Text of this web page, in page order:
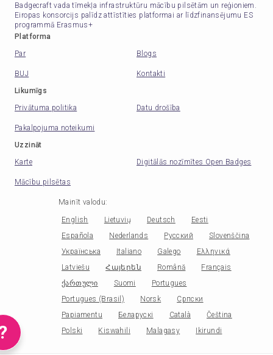
Badgecraft vada tīmekļa infrastruktūru mācību pilsētām un reģioniem.
Eiropas konsorcijs palīdz attīstīties platformai ar līdzfinansējumu ES
programmā Erasmus+
Platforma
Par
Blogs
BUJ
Kontakti
Likumīgs
Privātuma politika
Datu drošība
Pakalpojuma noteikumi
Uzzināt
Karte
Digitālās nozīmītes Open Badges
Mācību pilsētas
Mainīt valodu:
English Lietuvių Deutsch
Eesti
Española
Nederlands Русский
Slovenščina
Українська
Italiano Galego
Ελληνικά
Latviešu
Հայերեն Română
Français
ქართული
Suomi
Portugues
Portugues (Brasil)
Norsk
Српски
Papiamentu
Беларускі Català
Čeština
Polski
Kiswahili Malagasy Ikirundi